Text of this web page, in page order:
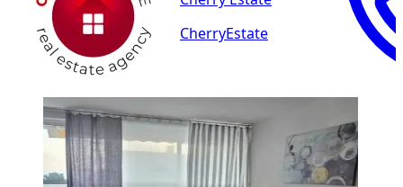
CherryEstate